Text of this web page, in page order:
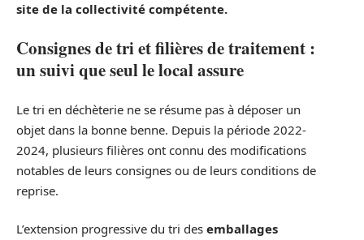
site de la collectivité compétente.
Consignes de tri et filières de traitement :
un suivi que seul le local assure
Le tri en déchèterie ne se résume pas à déposer un
objet dans la bonne benne. Depuis la période 2022-
2024, plusieurs filières ont connu des modifications
notables de leurs consignes ou de leurs conditions de
reprise.
L’extension progressive du tri des emballages